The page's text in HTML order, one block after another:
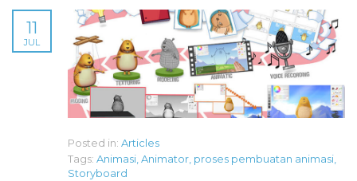
11
JUL
Posted in: Articles
Tags: Animasi Animator proses pembuatan animasi
Storyboard